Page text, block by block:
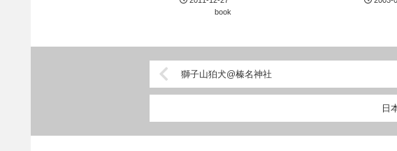
る向きには、あまり新鮮なネタは無いよう
に思える。文章はかなりクセがある。昔の
book
獅子山狛犬@榛名神社
日